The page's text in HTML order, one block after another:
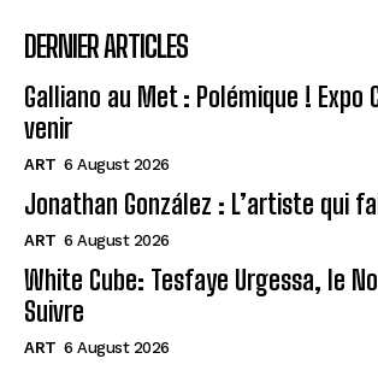
DERNIER ARTICLES
Galliano au Met : Polémique ! Expo
venir
ART 6 August 2026
Jonathan González : L’artiste qui
ART 6 August 2026
White Cube: Tesfaye Urgessa, le
Suivre
ART 6 August 2026